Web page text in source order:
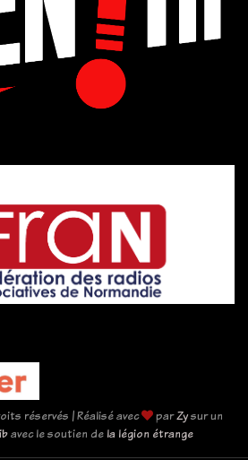
réservés | Réalisé avec parZysur un
avec le soutien de la légion étrange